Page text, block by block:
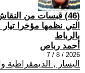
(46) قبسات من
التي نظمها مؤخرا
بالرباط
أحمد رباص
2026 / 8 / 7
اليسار , الديمقراطية